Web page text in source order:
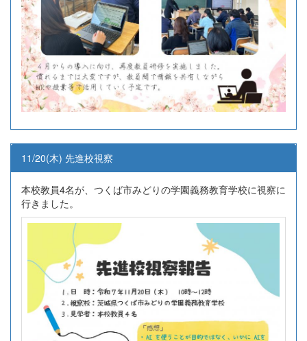
11/20(木) 先進校視察
本校教員4名が、つくば市みどりの学園義務教育学校に視察に
行きました。